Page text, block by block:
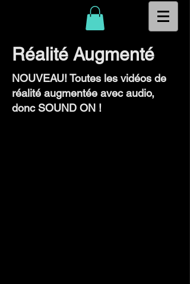
Réalité Augmenté
NOUVEAU! Toutes les vidéos de
réalité augmentée avec audio,
donc SOUND ON !